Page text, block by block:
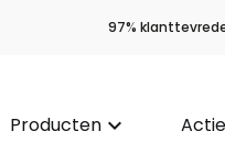
97%
Producten keyboard_arrow_down